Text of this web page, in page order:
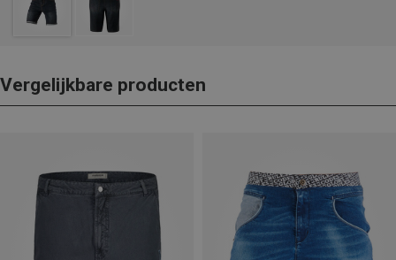
Vergelijkbare producten